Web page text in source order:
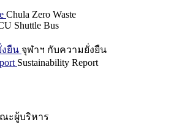
Chula Zero Waste
Shuttle Bus
ยืน จุฬาฯ กับความยั่งยืน
Sustainability Report
ะผู้บริหาร